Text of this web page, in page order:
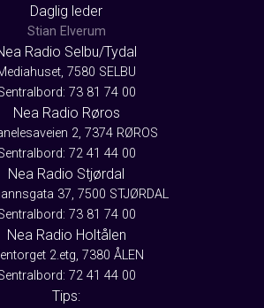
Daglig leder
Stian Elverum
Radio Selbu/Tydal
7580 SELBU
73 81 74 00
Nea Radio Røros
2, 7374 RØROS
72 41 44 00
Nea Radio Stjørdal
37, 7500 STJØRDAL
73 81 74 00
Nea Radio Holtålen
2.etg, 7380 ÅLEN
72 41 44 00
Tips: